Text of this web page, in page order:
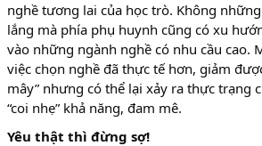
nghề tương lai của học trò. Không
lắng mà phía phụ huynh cũng có xu
vào những ngành nghề có nhu cầu cao.
việc chọn nghề đã thực tế hơn, giảm
mây” nhưng có thể lại xảy ra thực trạng
“coi nhẹ” khả năng, đam mê.
Yêu thật thì đừng sợ!